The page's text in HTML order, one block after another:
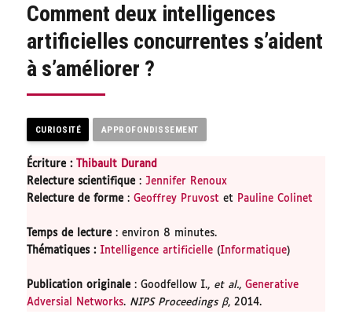
Comment deux intelligences
artificielles concurrentes s’aident
à s’améliorer ?
CURIOSITÉ APPROFONDISSEMENT
Écriture :
Thibault Durand
Relecture scientifique:Jennifer Renoux
Relecture de forme:Geoffrey Pruvost et Pauline Colinet
Temps de lecture: environ 8 minutes.
Thématiques:Intelligence artificielle (Informatique)
Publication originale: Goodfellow I., et al.,Generative
Adversial Networks. NIPS Proceedings β, 2014.